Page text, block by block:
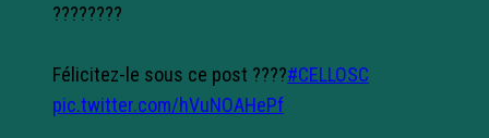
????????
Félicitez-le sous ce post ????#CELLOSC
pic.twitter.com/hVuNOAHePf